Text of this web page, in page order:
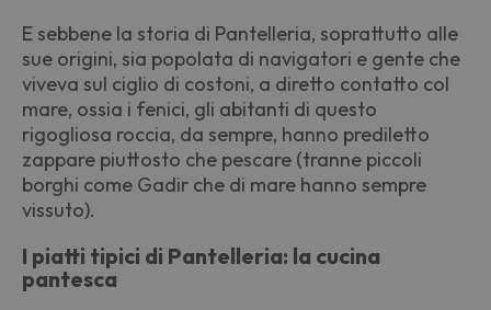
E sebbene la storia di Pantelleria, soprattutto alle
sue origini, sia popolata di navigatori e gente che
viveva sul ciglio di costoni, a diretto contatto col
mare, ossia i fenici, gli abitanti di questo
rigogliosa roccia, da sempre, hanno prediletto
zappare piuttosto che pescare (tranne piccoli
borghi come Gadir che di mare hanno sempre
vissuto).
I piatti tipici di Pantelleria: la cucina
pantesca